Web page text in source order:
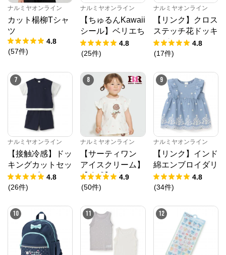
ナルミヤオンライン
カット楊柳Tシャ
ツ
4.8
(57件)
ナルミヤオンライン
【ちゅるんKawaii
シール】ベリエち
ゃん
4.8
(25件)
ナルミヤオンライン
【リンク】クロス
ステッチ花ドッキ
ングTシャツ
4.8
(17件)
7
ナルミヤオンライン
【接触冷感】ドッ
キングカットセッ
トアップ
4.8
(26件)
8
ナルミヤオンライン
【サーティワン
アイスクリーム】
【冷感】グラフィ
ック半袖Tシャツ
4.9
(50件)
9
ナルミヤオンライン
【リンク】インド
綿エンブロイダリ
ーチュニック
4.8
(34件)
10 11 12